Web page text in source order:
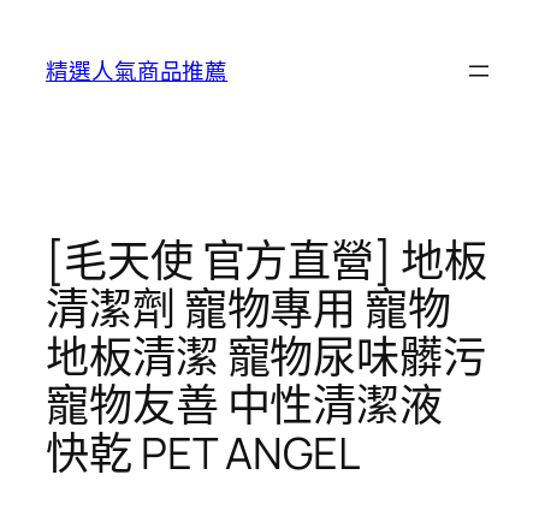
精選人氣商品推薦
[毛天使 官方直營] 地板
清潔劑 寵物專用 寵物
地板清潔 寵物尿味髒污
寵物友善 中性清潔液
快乾 PET ANGEL